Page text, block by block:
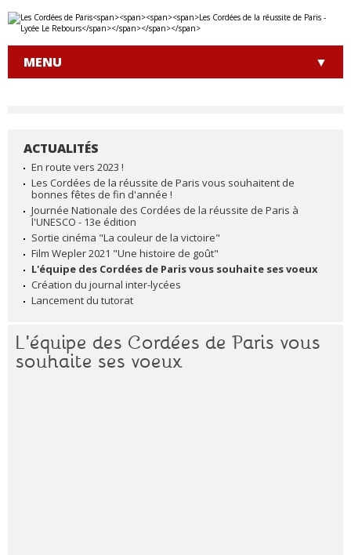
Aller
au
Outils
personnels
MENU
NAVIGATION
ACTUALITÉS
En route vers 2023 !
Les Cordées de la réussite de Paris vous souhaitent de
bonnes fêtes de fin d'année !
Journée Nationale des Cordées de la réussite de Paris à
l'UNESCO - 13e édition
Sortie cinéma "La couleur de la victoire"
Film Wepler 2021 "Une histoire de goût"
L'équipe des Cordées de Paris vous souhaite ses voeux
Création du journal inter-lycées
Lancement du tutorat
L'équipe des Cordées de Paris vous
souhaite ses voeux